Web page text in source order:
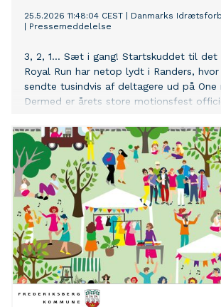
25.5.2026 11:48:04 CEST
Danmarks
Pressemeddelelse
3, 2, 1... Sæt i gang! Startskuddet til
Royal Run har netop lydt i Randers, hvor
sendte tusindvis af deltagere ud på One
Dermed er årets store motionsfest